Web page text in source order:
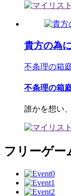
貴方の為
不条理の箱
不条理の箱
誰かを想い
フリーゲー